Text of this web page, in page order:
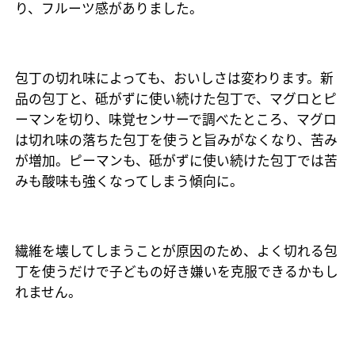
り、フルーツ感がありました。
包丁の切れ味によっても、おいしさは変わります。新
品の包丁と、砥がずに使い続けた包丁で、マグロとピ
ーマンを切り、味覚センサーで調べたところ、マグロ
は切れ味の落ちた包丁を使うと旨みがなくなり、苦み
が増加。ピーマンも、砥がずに使い続けた包丁では苦
みも酸味も強くなってしまう傾向に。
繊維を壊してしまうことが原因のため、よく切れる包
丁を使うだけで子どもの好き嫌いを克服できるかもし
れません。